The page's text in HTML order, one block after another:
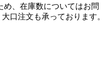
め、在庫数についてはお問
口注文も承っております。